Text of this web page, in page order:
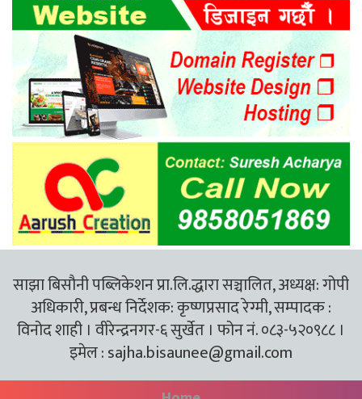
साझा बिसौनी पब्लिकेशन प्रा.लि.द्धारा सञ्चालित, अध्यक्ष: गोपी
अधिकारी, प्रबन्ध निर्देशक: कृष्णप्रसाद रेग्मी, सम्पादक :
विनोद शाही । वीरेन्द्रनगर-६ सुर्खेत । फोन नं. ०८३-५२०९८८ ।
इमेल :sajha.bisaunee@gmail.com